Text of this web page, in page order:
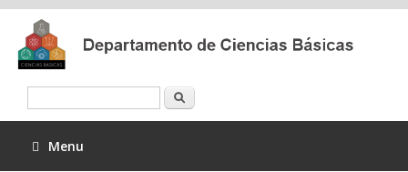
Menu